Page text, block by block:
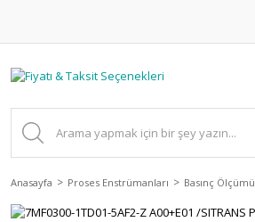
Anasayfa Proses Enstrümanları Basınç Ölçümü